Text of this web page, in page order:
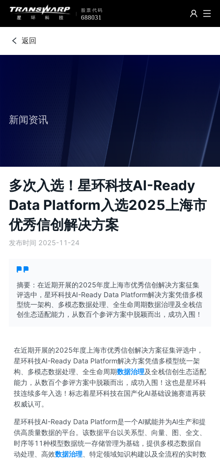
返回
新闻资讯
多次入选！星环科技AI-Ready
Data Platform入选2025上海市
优秀信创解决方案
发布时间 2025-11-24
摘要：在近期开展的2025年度上海市优秀信创解决方案征集
评选中，星环科技AI-Ready Data Platform解决方案凭借多模
型统一架构、多模态数据处理、全生命周期数据治理及全栈信
创生态适配能力，从数百个参评方案中脱颖而出，成功入围！
在近期开展的2025年度上海市优秀信创解决方案征集评选中，
星环科技AI-Ready Data Platform解决方案凭借多模型统一架
构、多模态数据处理、全生命周期数据治理及全栈信创生态适配
能力，从数百个参评方案中脱颖而出，成功入围！这也是星环科
技连续多年入选！标志着星环科技在国产化AI基础设施赛道再获
权威认可。
星环科技AI-Ready Data Platform是一个AI赋能并为AI生产和提
供高质量数据的平台。该数据平台以关系型、向量、图、全文、
时序等11种模型数据统一存储管理为基础，提供多模态数据自
动处理、高效数据治理、特定领域知识构建以及全流程的实时数